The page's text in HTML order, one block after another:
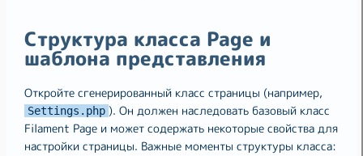
Структура класса Page и
шаблона представления
Откройте сгенерированный класс страницы (например,
Settings.php ). Он должен наследовать базовый класс
Filament Page и может содержать некоторые свойства для
настройки страницы. Важные моменты структуры класса: